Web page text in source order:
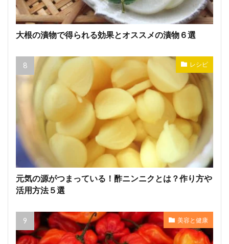
大根の漬物で得られる効果とオススメの漬物６選
レシピ
元気の源がつまっている！酢ニンニクとは？作り方や
活用方法５選
美容と健康